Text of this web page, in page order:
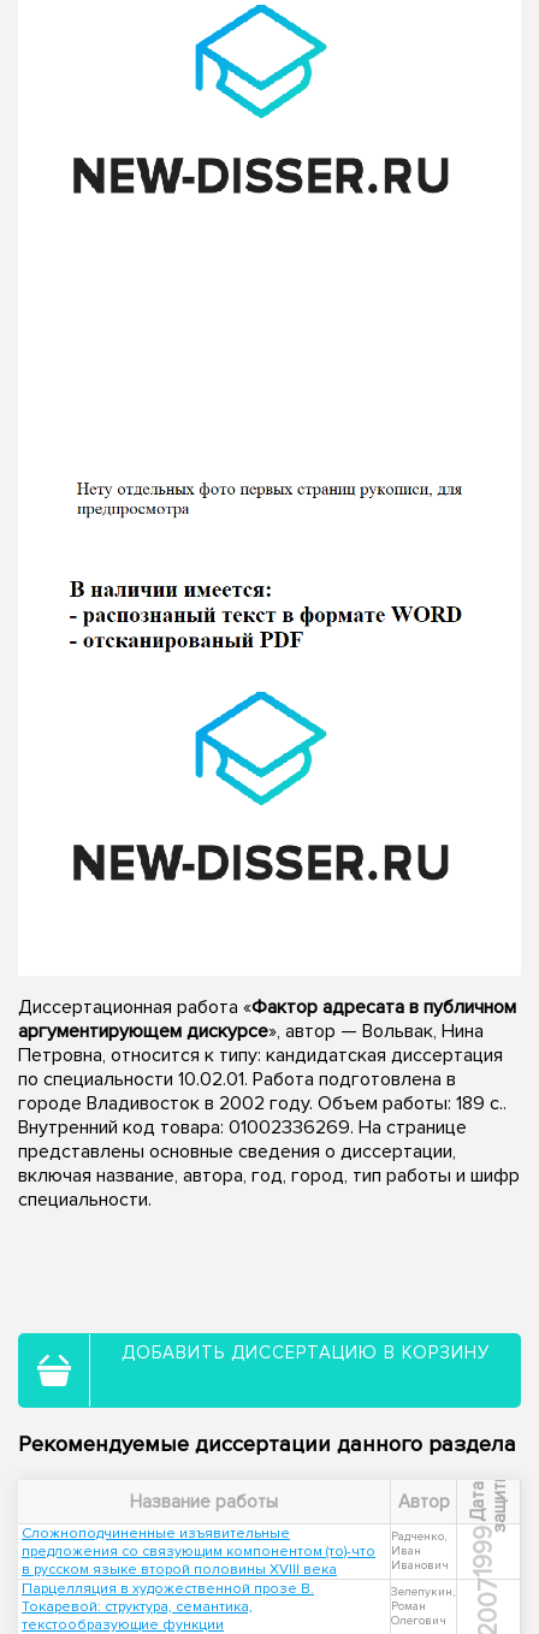
Диссертационная работа «Фактор адресата в публичном
аргументирующем дискурсе», автор — Вольвак, Нина
Петровна, относится к типу: кандидатская диссертация
по специальности 10.02.01. Работа подготовлена в
городе Владивосток в 2002 году. Объем работы: 189 с..
Внутренний код товара: 01002336269. На странице
представлены основные сведения о диссертации,
включая название, автора, год, город, тип работы и шифр
специальности.
ДОБАВИТЬ ДИССЕРТАЦИЮ В КОРЗИНУ
Рекомендуемые диссертации данного раздела
Название работы Автор Д
а
т
а
з
а
щ
и
т ы
Сложноподчиненные изъявительные
предложения со связующим компонентом (то)-что
в русском языке второй половины XVIII века
Радченко,
Иван
Иванович
1999
Парцелляция в художественной прозе В.
Токаревой: структура, семантика,
текстообразующие функции
Зелепукин,
Роман
Олегович
2007